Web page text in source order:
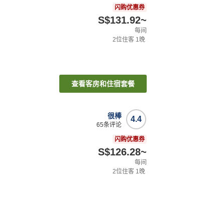
闪购优惠券
S$131.92~
每间
2位住客 1晚
查看客房和住宿套餐
4.4
很棒
65条评论
闪购优惠券
S$126.28~
每间
2位住客 1晚